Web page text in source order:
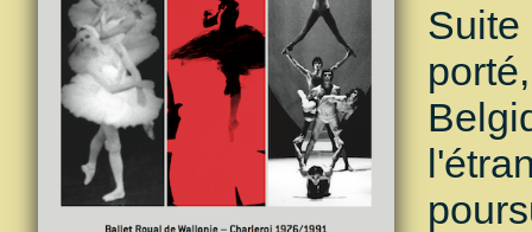
Suite